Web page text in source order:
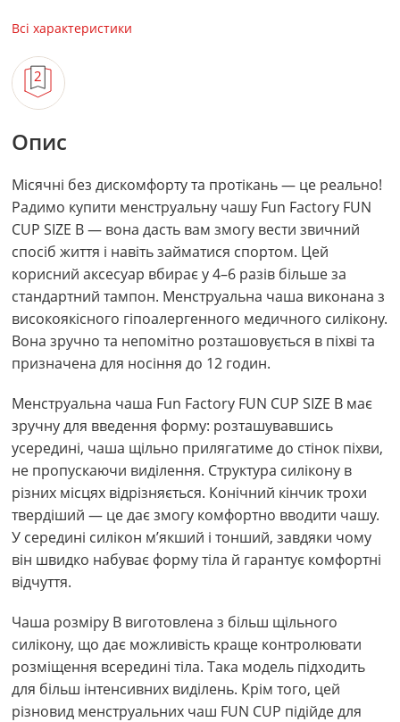
Всі характеристики
Опис
Місячні без дискомфорту та протікань — це реально!
Радимо купити менструальну чашу Fun Factory FUN
CUP SIZE В — вона дасть вам змогу вести звичний
спосіб життя і навіть займатися спортом. Цей
корисний аксесуар вбирає у 4–6 разів більше за
стандартний тампон. Менструальна чаша виконана з
високоякісного гіпоалергенного медичного силікону.
Вона зручно та непомітно розташовується в піхві та
призначена для носіння до 12 годин.
Менструальна чаша Fun Factory FUN CUP SIZE В має
зручну для введення форму: розташувавшись
усередині, чаша щільно прилягатиме до стінок піхви,
не пропускаючи виділення. Структура силікону в
різних місцях відрізняється. Конічний кінчик трохи
твердіший — це дає змогу комфортно вводити чашу.
У середині силікон м’якший і тонший, завдяки чому
він швидко набуває форму тіла й гарантує комфортні
відчуття.
Чаша розміру В виготовлена з більш щільного
силікону, що дає можливість краще контролювати
розміщення всередині тіла. Така модель підходить
для більш інтенсивних виділень. Крім того, цей
різновид менструальних чаш FUN CUP підійде для